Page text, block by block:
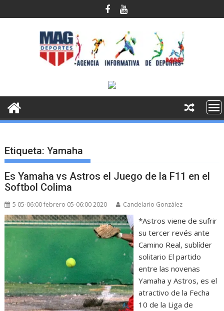
al
Etiqueta:Yamaha
Es Yamaha vs Astros el Juego de la F11 en el
Softbol Colima
5 05-06:00 febrero 05-06:00 2020 Candelario González
*Astros viene de sufrir
su tercer revés ante
Camino Real, sublíder
solitario El partido
entre las novenas
Yamaha y Astros, es el
atractivo de la Fecha
10 de la Liga de